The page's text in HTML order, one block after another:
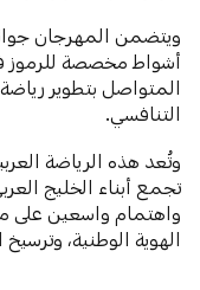
ويتضمن المهرجان
أشواط مخصصة للرموز
المتواصل بتطوير
التنافسي.
وتُعد هذه الرياضة
تجمع أبناء الخليج
واهتمام واسعين على
الهوية الوطنية،